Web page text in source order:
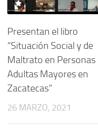
Presentan el libro
“Situación Social y de
Maltrato en Personas
Adultas Mayores en
Zacatecas”
26 MARZO, 2021